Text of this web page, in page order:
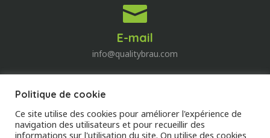

E-mail
info@qualitybrau.com
Quality Wine
Découvrez le monde du vin!
Politique de cookie
Ce site utilise des cookies pour améliorer l'expérience de
navigation des utilisateurs et pour recueillir des
informations sur l'utilisation du site. On utilise des cookies